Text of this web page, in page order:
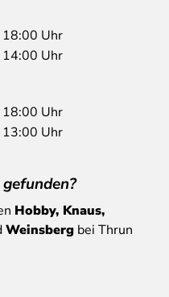
Uhr
Uhr
Uhr
Uhr
Hobby, Knaus,
Weinsberg bei Thrun